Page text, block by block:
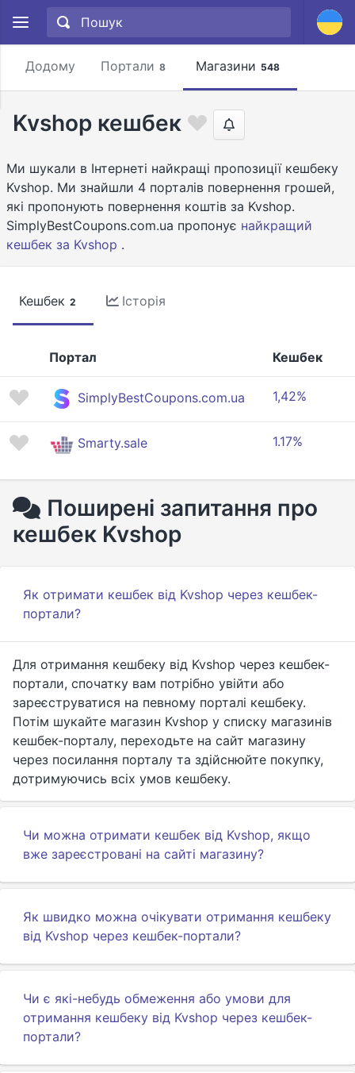
Додому Портали 8 Магазини 548
Kvshop кешбек
Ми шукали в Інтернеті найкращі пропозиції кешбеку
Kvshop. Ми знайшли 4 порталів повернення грошей,
які пропонують повернення коштів за Kvshop.
SimplyBestCoupons.com.ua пропонує найкращий
кешбек за Kvshop .
Кешбек 2 Історія
Портал Кешбек
SimplyBestCoupons.com.ua 1,42%
Smarty.sale 1.17%
Поширені запитання про
кешбек Kvshop
Як отримати кешбек від Kvshop через кешбек-
портали?
Для отримання кешбеку від Kvshop через кешбек-
портали, спочатку вам потрібно увійти або
зареєструватися на певному порталі кешбеку.
Потім шукайте магазин Kvshop у списку магазинів
кешбек-порталу, переходьте на сайт магазину
через посилання порталу та здійснюйте покупку,
дотримуючись всіх умов кешбеку.
Чи можна отримати кешбек від Kvshop, якщо
вже зареєстровані на сайті магазину?
Як швидко можна очікувати отримання кешбеку
від Kvshop через кешбек-портали?
Чи є які-небудь обмеження або умови для
отримання кешбеку від Kvshop через кешбек-
портали?